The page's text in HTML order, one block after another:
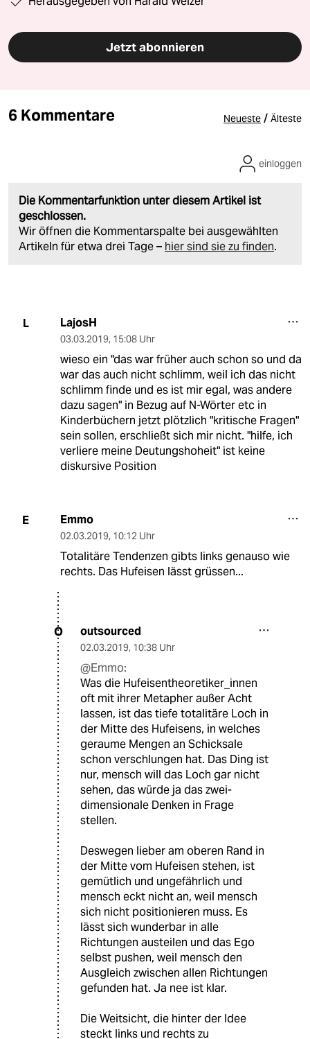
Jetzt abonnieren
6 Kommentare Neueste / Älteste
Die Kommentarfunktion unter diesem Artikel ist
geschlossen.
Wir öffnen die Kommentarspalte bei ausgewählten
Artikeln für etwa drei Tage – hier sind sie zu finden.
einloggen
L LajosH
03.03.2019, 15:08 Uhr
wieso ein "das war früher auch schon so und da
war das auch nicht schlimm, weil ich das nicht
schlimm finde und es ist mir egal, was andere
dazu sagen" in Bezug auf N-Wörter etc in
Kinderbüchern jetzt plötzlich "kritische Fragen"
sein sollen, erschließt sich mir nicht. "hilfe, ich
verliere meine Deutungshoheit" ist keine
diskursive Position
E Emmo
02.03.2019, 10:12 Uhr
Totalitäre Tendenzen gibts links genauso wie
rechts. Das Hufeisen lässt grüssen...
O outsourced
02.03.2019, 10:38 Uhr
@Emmo:
Was die Hufeisentheoretiker_innen
oft mit ihrer Metapher außer Acht
lassen, ist das tiefe totalitäre Loch in
der Mitte des Hufeisens, in welches
geraume Mengen an Schicksale
schon verschlungen hat. Das Ding ist
nur, mensch will das Loch gar nicht
sehen, das würde ja das zwei-
dimensionale Denken in Frage
stellen.
Deswegen lieber am oberen Rand in
der Mitte vom Hufeisen stehen, ist
gemütlich und ungefährlich und
mensch eckt nicht an, weil mensch
sich nicht positionieren muss. Es
lässt sich wunderbar in alle
Richtungen austeilen und das Ego
selbst pushen, weil mensch den
Ausgleich zwischen allen Richtungen
gefunden hat. Ja nee ist klar.
Die Weitsicht, die hinter der Idee
steckt links und rechts zu